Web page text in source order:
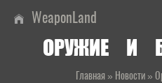
WeaponLand
ОРУЖИЕ И
Главная» Новости»